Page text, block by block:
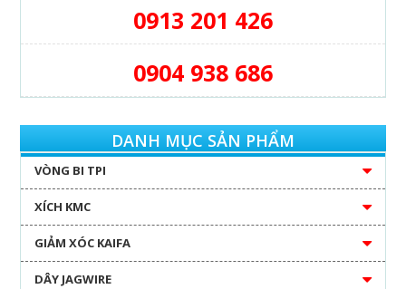
0913 201 426
0904 938 686
DANH MỤC SẢN PHẨM
VÒNG BI TPI
XÍCH KMC
GIẢM XÓC KAIFA
DÂY JAGWIRE